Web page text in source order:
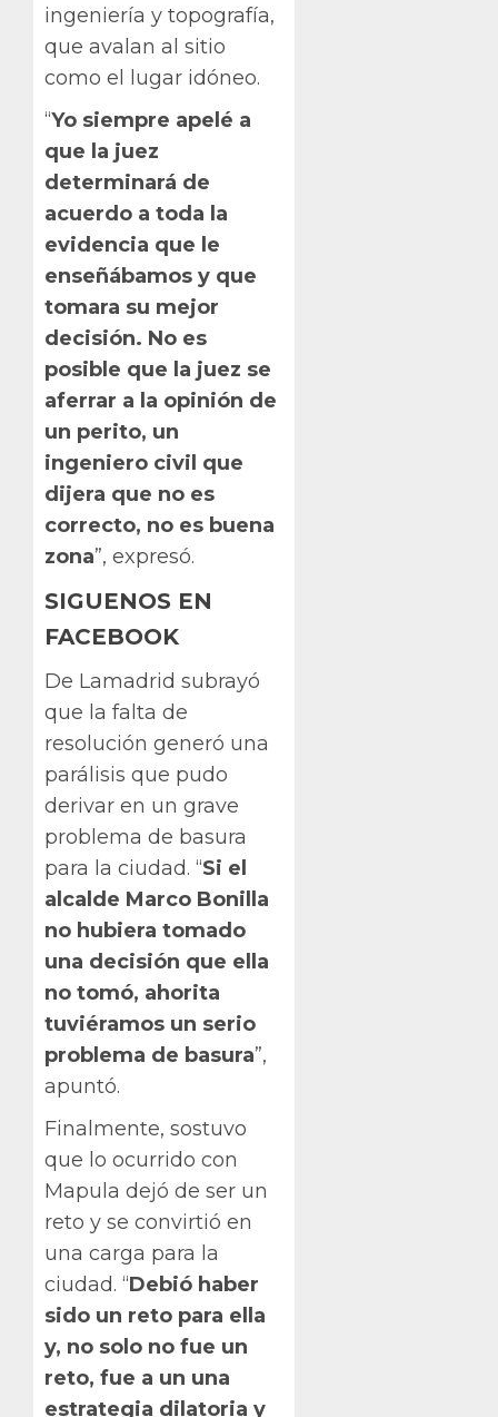
ingeniería y topografía,
que avalan al sitio
como el lugar idóneo.
“Yo siempre apelé a
que la juez
determinará de
acuerdo a toda la
evidencia que le
enseñábamos y que
tomara su mejor
decisión. No es
posible que la juez se
aferrar a la opinión de
un perito, un
ingeniero civil que
dijera que no es
correcto, no es buena
zona”, expresó.
SIGUENOS EN
FACEBOOK
De Lamadrid subrayó
que la falta de
resolución generó una
parálisis que pudo
derivar en un grave
problema de basura
para la ciudad. “Si el
alcalde Marco Bonilla
no hubiera tomado
una decisión que ella
no tomó, ahorita
tuviéramos un serio
problema de basura”,
apuntó.
Finalmente, sostuvo
que lo ocurrido con
Mapula dejó de ser un
reto y se convirtió en
una carga para la
ciudad. “Debió haber
sido un reto para ella
y, no solo no fue un
reto, fue a un una
estrategia dilatoria y